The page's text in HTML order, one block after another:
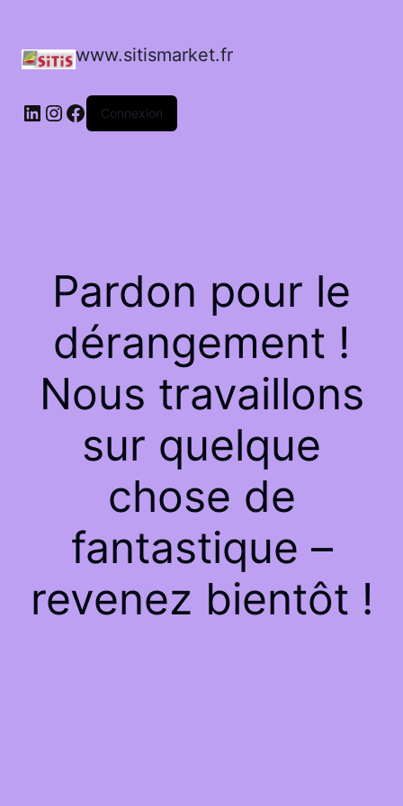
www.sitismarket.fr
LinkedIn
Instagram
Facebook
Connexion
Pardon pour le
dérangement !
Nous travaillons
sur quelque
chose de
fantastique –
revenez bientôt !